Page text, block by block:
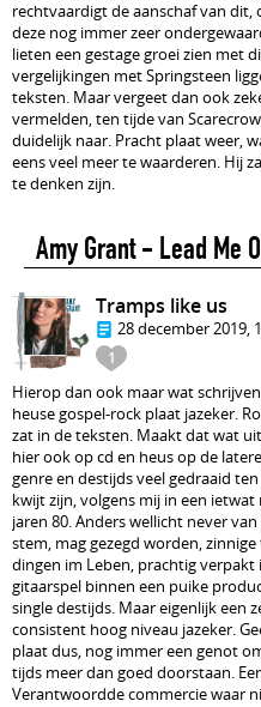
rechtvaardigt de aanschaf van
deze nog immer zeer
lieten een gestage groei zien met
vergelijkingen met Springsteen
teksten. Maar vergeet dan ook
vermelden, ten tijde van
duidelijk naar. Pracht plaat weer,
eens veel meer te waarderen. Hij
te denken zijn.
Amy Grant - Lead Me
1
Tramps like us
28 december 2019,
Hierop dan ook maar wat
heuse gospel-rock plaat jazeker.
zat in de teksten. Maakt dat wat
hier ook op cd en heus op de
genre en destijds veel gedraaid
kwijt zijn, volgens mij in een
jaren 80. Anders wellicht never
stem, mag gezegd worden,
dingen im Leben, prachtig
gitaarspel binnen een puike
single destijds. Maar eigenlijk een
consistent hoog niveau jazeker.
plaat dus, nog immer een genot
tijds meer dan goed doorstaan.
Verantwoordde commercie waar